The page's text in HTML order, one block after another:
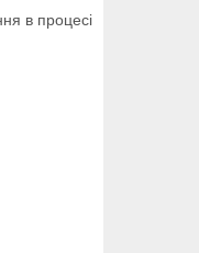
в процесі